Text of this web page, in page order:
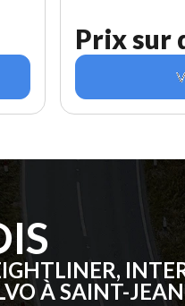
Prix sur
À SAINT-